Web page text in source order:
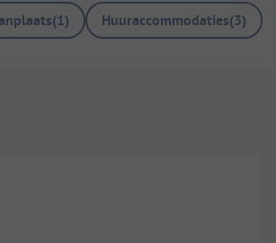
(1) Huuraccommodaties(3)